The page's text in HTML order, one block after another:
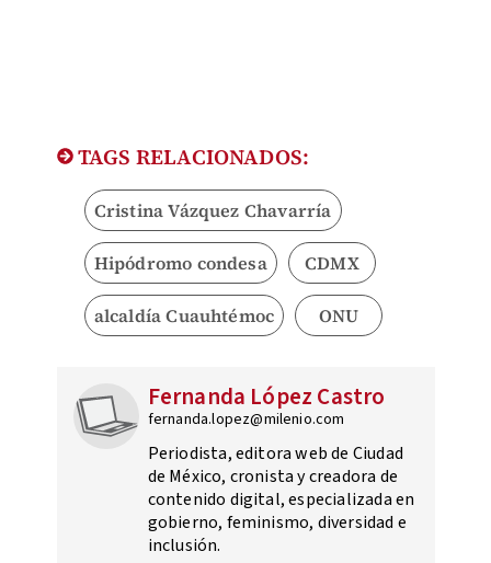
TAGS RELACIONADOS:
Cristina Vázquez Chavarría
Hipódromo condesa CDMX
alcaldía Cuauhtémoc ONU
Fernanda López Castro
fernanda.lopez@milenio.com
Periodista, editora web de Ciudad
de México, cronista y creadora de
contenido digital, especializada en
gobierno, feminismo, diversidad e
inclusión.